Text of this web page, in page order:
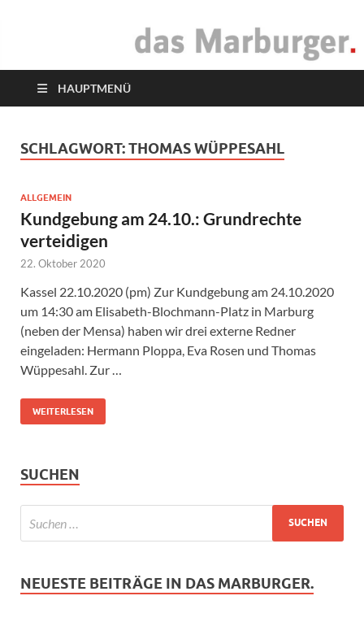
das Marburger.
HAUPTMENÜ
SCHLAGWORT:THOMAS WÜPPESAHL
ALLGEMEIN
Kundgebung am 24.10.: Grundrechte
verteidigen
22. Oktober 2020
Kassel 22.10.2020 (pm) Zur Kundgebung am 24.10.2020
um 14:30 am Elisabeth-Blochmann-Platz in Marburg
(neben der Mensa) haben wir drei externe Redner
eingeladen: Hermann Ploppa, Eva Rosen und Thomas
Wüppesahl. Zur …
WEITERLESEN
SUCHEN
NEUESTE BEITRÄGE IN DAS MARBURGER.